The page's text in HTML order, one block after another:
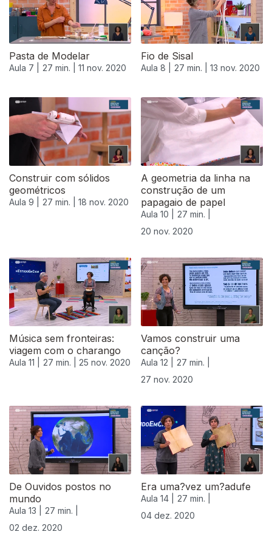
Pasta de Modelar
Aula 7 | 27 min. | 11 nov. 2020
Fio de Sisal
Aula 8 | 27 min. | 13 nov. 2020
Construir com sólidos
geométricos
Aula 9 | 27 min. | 18 nov. 2020
A geometria da linha na
construção de um
papagaio de papel
Aula 10 |
27 min. |
20 nov. 2020
Música sem fronteiras:
viagem com o charango
Aula 11 | 27 min. | 25 nov. 2020
Vamos construir uma
canção?
Aula 12 |
27 min. |
27 nov. 2020
508674
De Ouvidos postos no
mundo
Aula 13 |
27 min. |
02 dez. 2020
Era uma?vez um?adufe
Aula 14 |
27 min. |
04 dez. 2020